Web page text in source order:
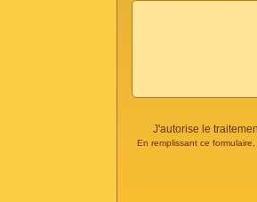
J'autorise le
En remplissant ce